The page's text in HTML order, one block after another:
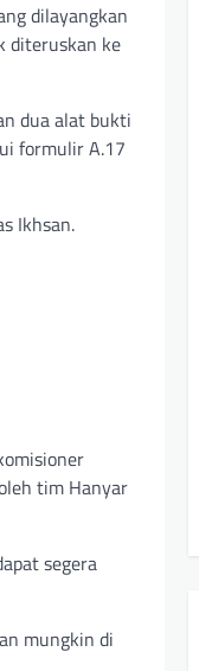
dilayangkan
diteruskan ke
dua alat bukti
formulir A.17
Ikhsan.
tim Hanyar
segera
mungkin di